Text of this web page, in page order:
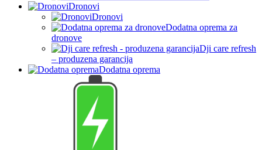
Dronovi
Dronovi
Dodatna oprema za
dronove
Dji care refresh
– produzena garancija
Dodatna oprema